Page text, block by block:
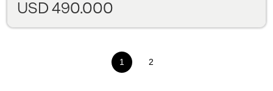
USD 490.000
1 (current)
2